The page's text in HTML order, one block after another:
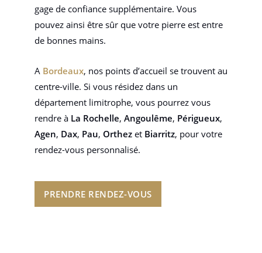
gage de confiance supplémentaire. Vous
pouvez ainsi être sûr que votre pierre est entre
de bonnes mains.
A Bordeaux, nos points d’accueil se trouvent au
centre-ville. Si vous résidez dans un
département limitrophe, vous pourrez vous
rendre à La Rochelle, Angoulême, Périgueux,
Agen, Dax, Pau, Orthez et Biarritz, pour votre
rendez-vous personnalisé.
PRENDRE RENDEZ-VOUS